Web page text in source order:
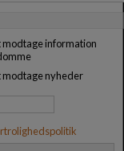
modtage information
modtage nyheder